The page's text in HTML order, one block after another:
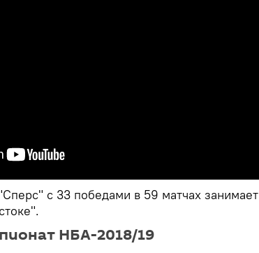
с 33 победами в 59 матчах занимает
НБА-2018/19